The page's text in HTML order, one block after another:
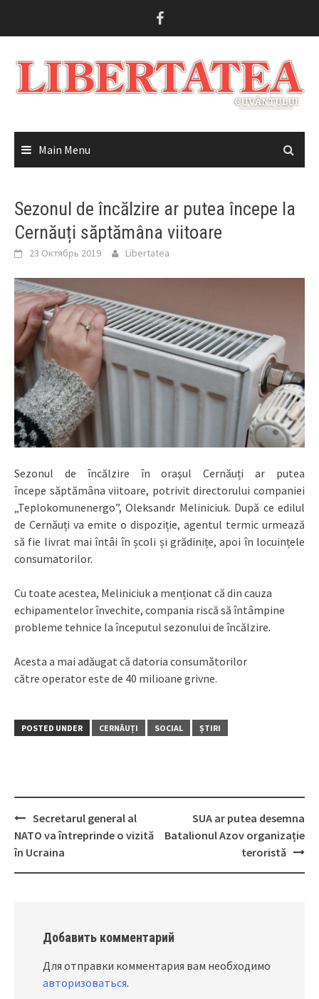
Main Menu
Sezonul de încălzire ar putea începe la
Cernăuți săptămâna viitoare
23 Октябрь 2019 Libertatea
Sezonul de încălzire în oraşul Cernăuți ar putea
începe săptămâna viitoare, potrivit directorului companiei
„Teplokomunenergo”, Oleksandr Meliniciuk. După ce edilul
de Cernăuți va emite o dispoziție, agentul termic urmează
să fie livrat mai întâi în școli și grădinițe, apoi în locuințele
consumatorilor.
Cu toate acestea, Meliniciuk a menționat că din cauza
echipamentelor învechite, compania riscă să întâmpine
probleme tehnice la începutul sezonului de încălzire.
Acesta a mai adăugat că datoria consumătorilor
către operator este de 40 milioane grivne.
POSTED UNDER CERNĂUȚI SOCIAL ȘTIRI
Post
navigation
Secretarul general al
NATO va întreprinde o vizită
în Ucraina
SUA ar putea desemna
Batalionul Azov organizație
teroristă
Добавить комментарий
Для отправки комментария вам необходимо
авторизоваться.